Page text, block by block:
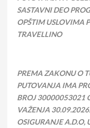
SASTAVNI DEO
OPŠTIM USLOVIMA
TRAVELLINO
PREMA ZAKONU O
PUTOVANJA IMA
BROJ30000053021
VAŽENJA 30.09.2026
OSIGURANJE A.D.O,